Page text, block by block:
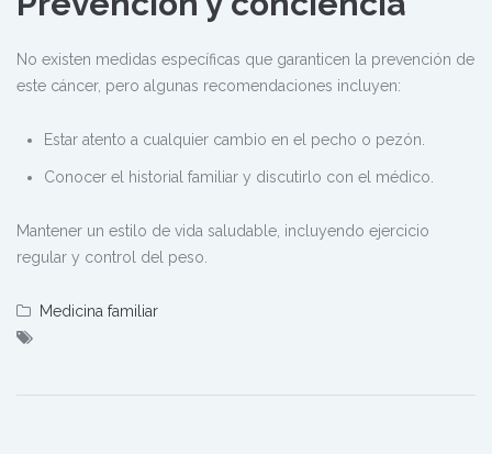
No existen medidas específicas que garanticen la prevención de
este cáncer, pero algunas recomendaciones incluyen:
Estar atento a cualquier cambio en el pecho o pezón.
Conocer el historial familiar y discutirlo con el médico.
Mantener un estilo de vida saludable, incluyendo ejercicio
regular y control del peso.
Medicina familiar